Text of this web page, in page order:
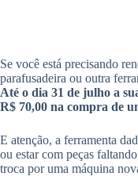
Se você está precisando
parafusadeira ou outra
Até o dia 31 de julho a
R$ 70,00 na compra de
E atenção, a ferramenta
ou estar com peças
troca por uma máquina